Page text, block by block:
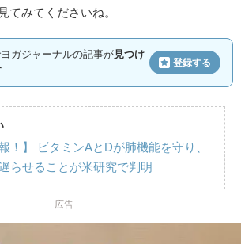
てみてくださいね。
ガジャーナルの記事が見つけ
登録する
！】 ビタミンAとDが肺機能を守り、
らせることが米研究で判明
広告